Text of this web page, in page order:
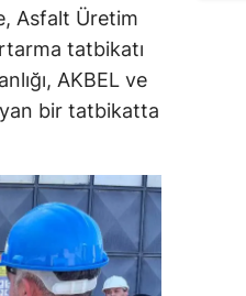
Asfalt Üretim
tatbikatı
AKBEL ve
bir tatbikatta